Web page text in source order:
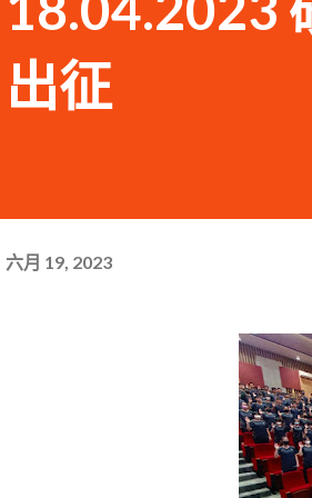
出征
六月 19, 2023